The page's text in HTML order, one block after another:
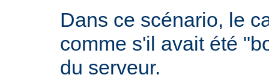
Dans ce scénario, le
comme s'il avait été
du serveur.